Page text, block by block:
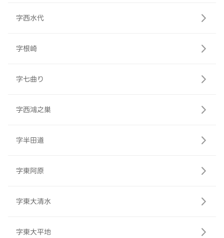
字西水代
字根崎
字七曲り
字西鴻之巣
字半田道
字東阿原
字東大清水
字東大平地